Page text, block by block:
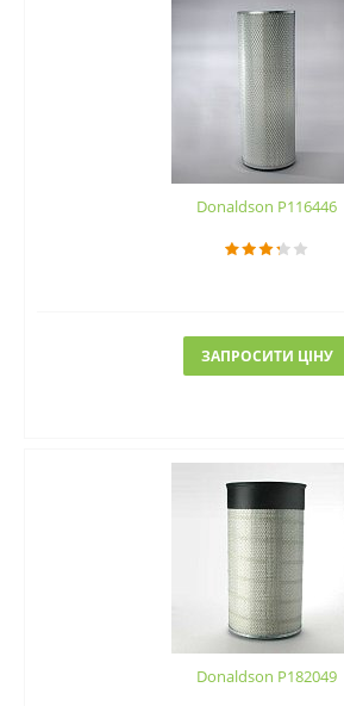
Donaldson P116446
ЗАПРОСИТИ ЦІНУ
Donaldson P182049